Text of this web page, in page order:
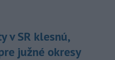
v SR klesnú,
južné okresy